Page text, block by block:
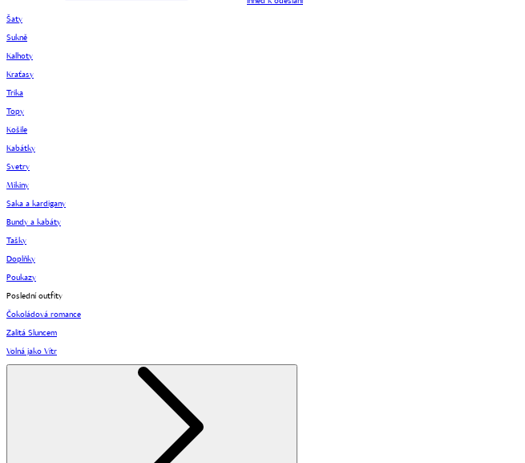
Šaty
Sukně
Kalhoty
Kraťasy
Trika
Topy
Košile
Kabátky
Svetry
Mikiny
Saka a kardigany
Bundy a kabáty
Tašky
Doplňky
Poukazy
Poslední outfity
Čokoládová romance
Zalitá Sluncem
Volná jako Vítr